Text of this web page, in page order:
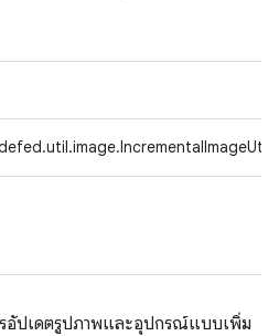
อัปเดตรูปภาพและอุปกรณ์แบบเพิ่ม